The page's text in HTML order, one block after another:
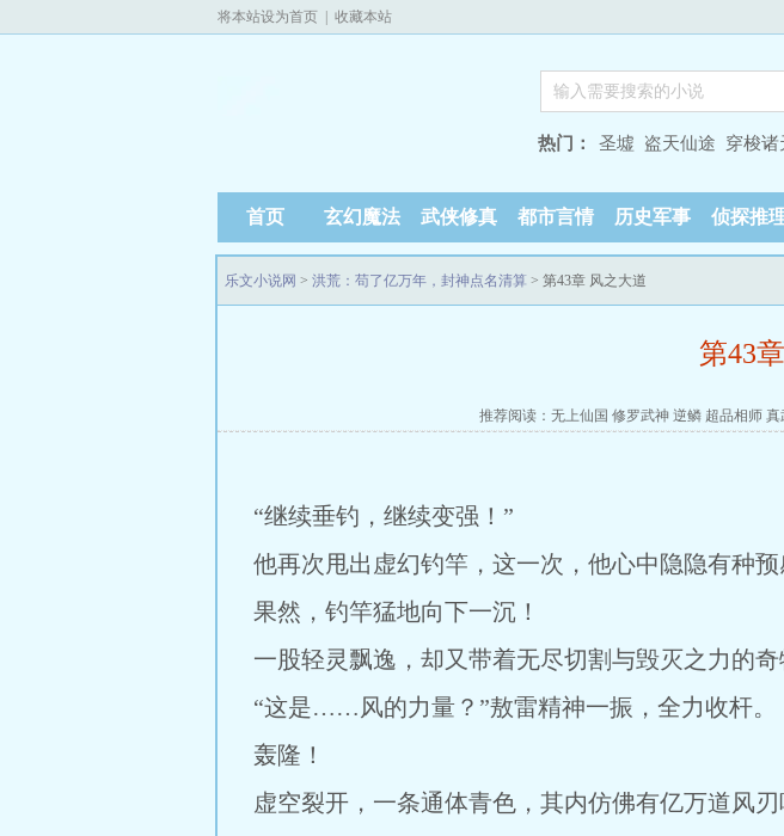
将本站设为首页 收藏本站
热门： 圣墟 盗天仙途 穿梭诸
首页 玄幻魔法 武侠修真 都市言情 历史军事 侦探推
乐文小说网 > 洪荒：苟了亿万年，封神点名清算 > 第43章 风之大道
第43
推荐阅读： 无上仙国 修罗武神 逆鳞 超品相师 真
“继续垂钓，继续变强！”
他再次甩出虚幻钓竿，这一次，他心中隐隐有种预
果然，钓竿猛地向下一沉！
一股轻灵飘逸，却又带着无尽切割与毁灭之力的
“这是……风的力量？”敖雷精神一振，全力收杆。
轰隆！
虚空裂开，一条通体青色，其内仿佛有亿万道风